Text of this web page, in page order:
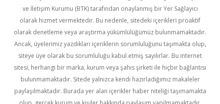
ve İletişim Kurumu (BTK) tarafından onaylanmış bir Yer Sağlayıcı
olarak hizmet vermektedir. Bu nedenle, sitedeki içerikleri proaktif
olarak denetleme veya araştırma yükümlülüğümüz bulunmamaktadır.
Ancak, üyelerimiz yazdıkları içeriklerin sorumluluğunu taşımakta olup,
siteye üye olarak bu sorumluluğu kabul etmiş sayılırlar. Bu internet
sitesi, herhangi bir marka, kurum veya şahıs şirketi ile hiçbir bağlantısı
bulunmamaktadır. Sitede yalnızca kendi hazırladığımız makaleler
paylaşılmaktadır. Burada yer alan içerikler haber niteliği taşımamakta